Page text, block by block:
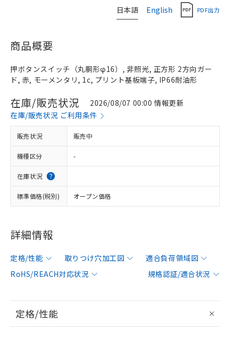
日本語 English PDF出力
商品概要
押ボタンスイッチ（丸胴形φ16）, 非照光, 正方形 2方向ガー
ド, 赤, モーメンタリ, 1c, プリント基板端子, IP66耐油形
在庫/販売状況
2026/08/07 00:00 情報更新
在庫/販売状況 ご利用条件
販売状況 販売中
機種区分 -
在庫状況
標準価格(税別) オープン価格
詳細情報
定格/性能 取りつけ穴加工図
適合負荷領域図
RoHS/REACH対応状況
規格認証/適合状況
定格/性能